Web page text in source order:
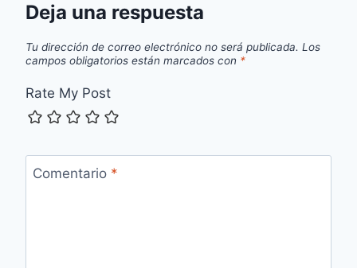
Deja una respuesta
Tu dirección de correo electrónico no será publicada. Los
campos obligatorios están marcados con *
Rate My Post
Comentario *